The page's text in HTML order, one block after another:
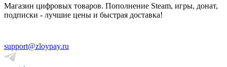
Магазин цифровых товаров. Пополнение Steam, игры, донат,
подписки - лучшие цены и быстрая доставка!
support@zloypay.ru